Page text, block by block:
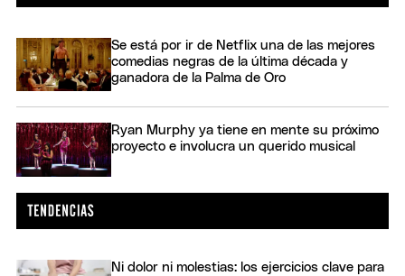
Se está por ir de Netflix una de las mejores
comedias negras de la última década y
ganadora de la Palma de Oro
Ryan Murphy ya tiene en mente su próximo
proyecto e involucra un querido musical
Ni dolor ni molestias: los ejercicios clave para